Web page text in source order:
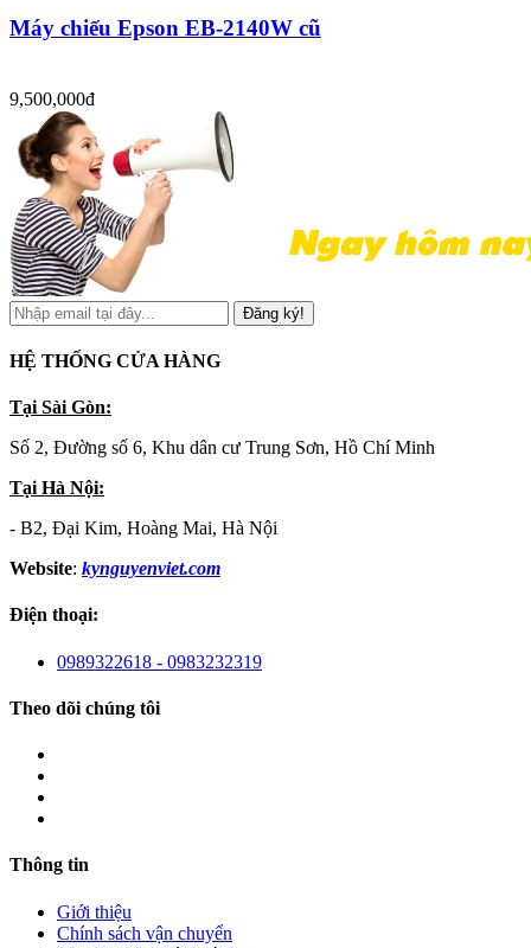
Máy chiếu Epson EB-2140W cũ
9,500,000đ
Đăng ký!
HỆ THỐNG CỬA HÀNG
Tại Sài Gòn:
Số 2, Đường số 6, Khu dân cư Trung Sơn, Hồ Chí Minh
Tại Hà Nội:
- B2, Đại Kim, Hoàng Mai, Hà Nội
Website: kynguyenviet.com
Điện thoại:
0989322618 - 0983232319
Theo dõi chúng tôi
Thông tin
Giới thiệu
Chính sách vận chuyển